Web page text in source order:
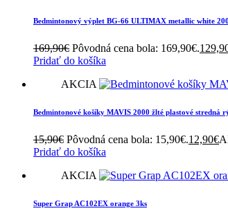
Bedmintonový výplet BG-66 ULTIMAX metallic white
169,90€ Pôvodná cena bola: 169,90€.
Pridať do košíka
AKCIA
Bedmintonové košíky MAVIS 2000 žlté plastové stredná
15,90€ Pôvodná cena bola: 15,90€.12,90€
Pridať do košíka
AKCIA
Super Grap AC102EX orange 3ks